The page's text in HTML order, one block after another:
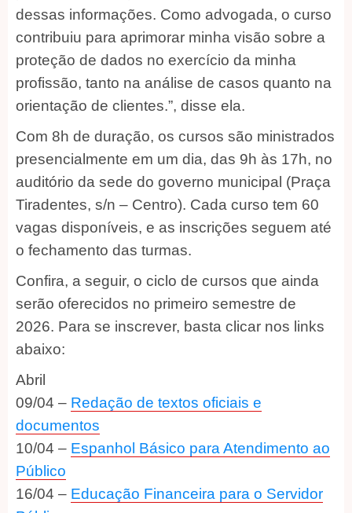
dessas informações. Como advogada, o curso
contribuiu para aprimorar minha visão sobre a
proteção de dados no exercício da minha
profissão, tanto na análise de casos quanto na
orientação de clientes.”, disse ela.
Com 8h de duração, os cursos são ministrados
presencialmente em um dia, das 9h às 17h, no
auditório da sede do governo municipal (Praça
Tiradentes, s/n – Centro). Cada curso tem 60
vagas disponíveis, e as inscrições seguem até
o fechamento das turmas.
Confira, a seguir, o ciclo de cursos que ainda
serão oferecidos no primeiro semestre de
2026. Para se inscrever, basta clicar nos links
abaixo:
Abril
09/04 – Redação de textos oficiais e
documentos
10/04 – Espanhol Básico para Atendimento ao
Público
16/04 – Educação Financeira para o Servidor